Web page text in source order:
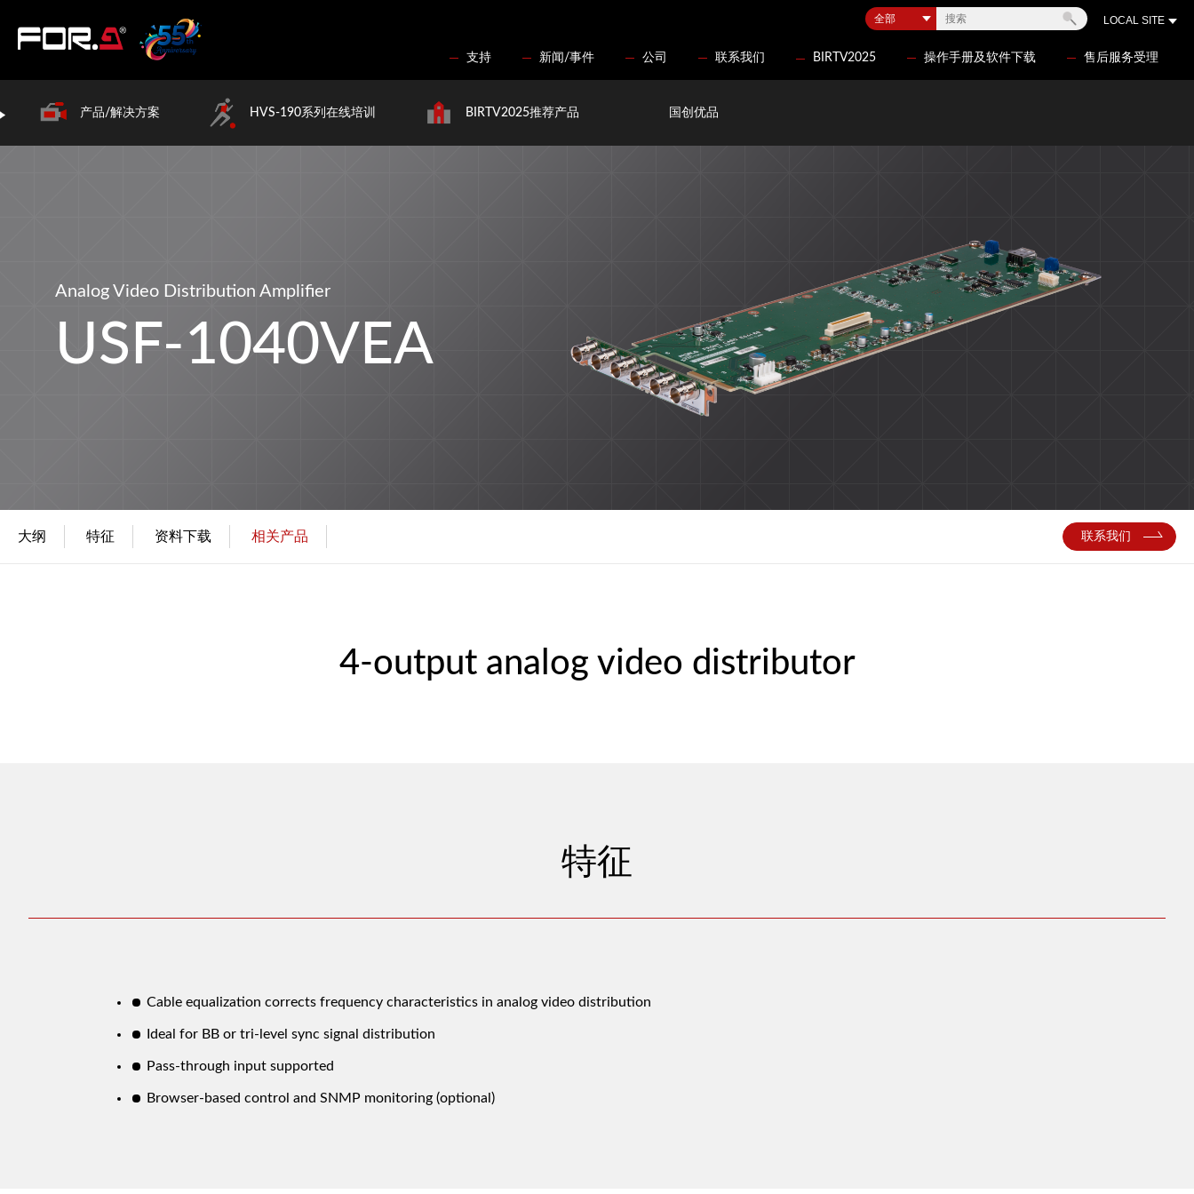
LOCAL SITE
产品/解决方案 HVS-190系列在线培训 BIRTV2025推荐产品 国创优品
支持 新闻/事件 公司 联系我们 BIRTV2025 操作手册及软件下载 售后服务受理
Analog Video Distribution Amplifier
USF-1040VEA
大纲 特征 资料下载 相关产品 联系我们
4-output analog video distributor
特征
Cable equalization corrects frequency characteristics in analog video distribution
Ideal for BB or tri-level sync signal distribution
Pass-through input supported
Browser-based control and SNMP monitoring (optional)